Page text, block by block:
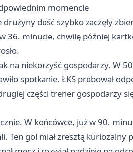
momencie
dość szybko zaczęły
36. minucie, chwilę później
na niekorzyść gospodarzy. W
spotkanie. ŁKS próbował
części trener gospodarzy
W końcówce, już w 90.
Ten gol miał zresztą kuriozalny